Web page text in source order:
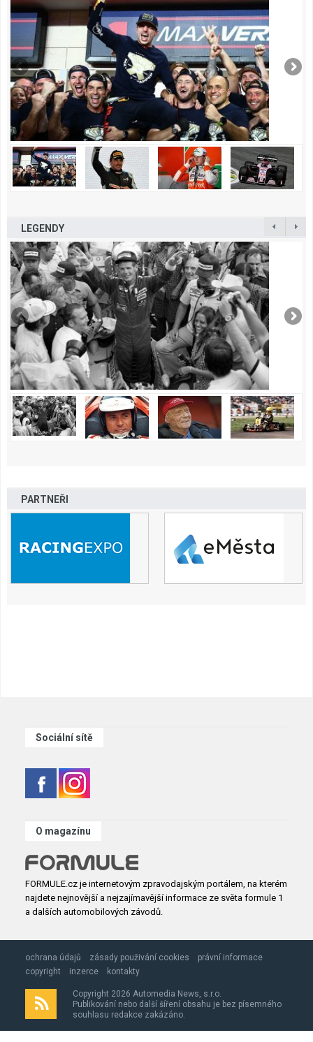
LEGENDY
PARTNEŘI
Sociální sítě
O magazínu
FORMULE.cz je internetovým zpravodajským portálem, na kterém
najdete nejnovější a nejzajímavější informace ze světa formule 1
a dalších automobilových závodů.
ochrana údajů zásady použivání cookies
právní informace
copyright
inzerce kontakty
Copyright 2026 Automedia News, s.r.o.
Publikování nebo další šíření obsahu je bez písemného
souhlasu redakce zakázáno.